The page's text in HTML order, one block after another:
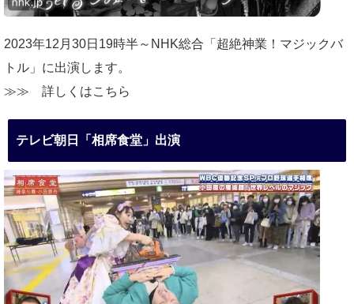
2023年12月30日19時半～NHK総合「超絶神業！マジックバ
トル」に出演します。
≫≫ 詳しくはこちら
テレビ朝日「相席食堂」出演